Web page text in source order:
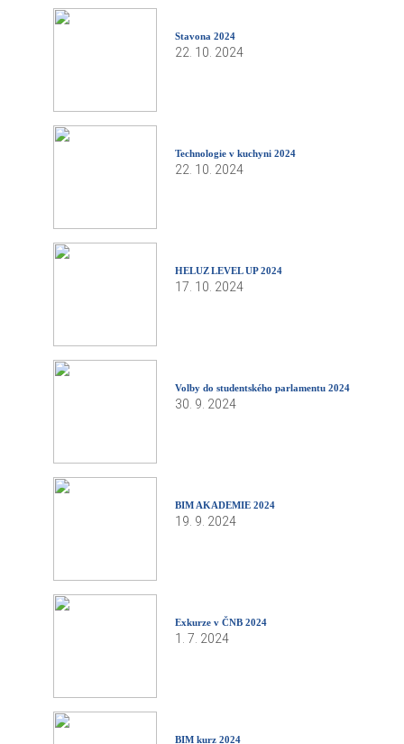
Stavona 2024
22. 10. 2024
Technologie v kuchyni 2024
22. 10. 2024
HELUZ LEVEL UP 2024
17. 10. 2024
Volby do studentského parlamentu 2024
30. 9. 2024
BIM AKADEMIE 2024
19. 9. 2024
Exkurze v ČNB 2024
1. 7. 2024
BIM kurz 2024